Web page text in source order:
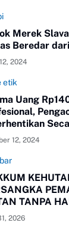
Merek
Beredar
2024
etik
Uang
12, 2024
TANPA
KEPADA
SOLOK,
2026